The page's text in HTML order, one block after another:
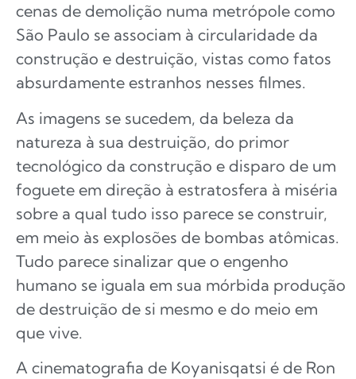
cenas de demolição numa metrópole como
São Paulo se associam à circularidade da
construção e destruição, vistas como fatos
absurdamente estranhos nesses filmes.
As imagens se sucedem, da beleza da
natureza à sua destruição, do primor
tecnológico da construção e disparo de um
foguete em direção à estratosfera à miséria
sobre a qual tudo isso parece se construir,
em meio às explosões de bombas atômicas.
Tudo parece sinalizar que o engenho
humano se iguala em sua mórbida produção
de destruição de si mesmo e do meio em
que vive.
A cinematografia de Koyanisqatsi é de Ron